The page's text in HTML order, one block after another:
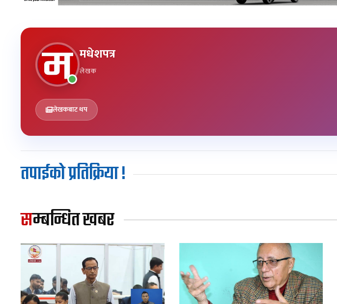
मधेशपत्र
लेखक
लेखकबाट थप
तपाईको प्रतिक्रिया !
सम्बन्धित खबर